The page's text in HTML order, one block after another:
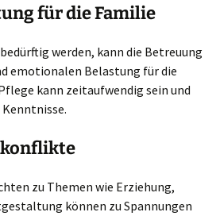
für die Familie
werden, kann die Betreuung
emotionalen Belastung für die
kann zeitaufwendig sein und
zu Themen wie Erziehung,
können zu Spannungen